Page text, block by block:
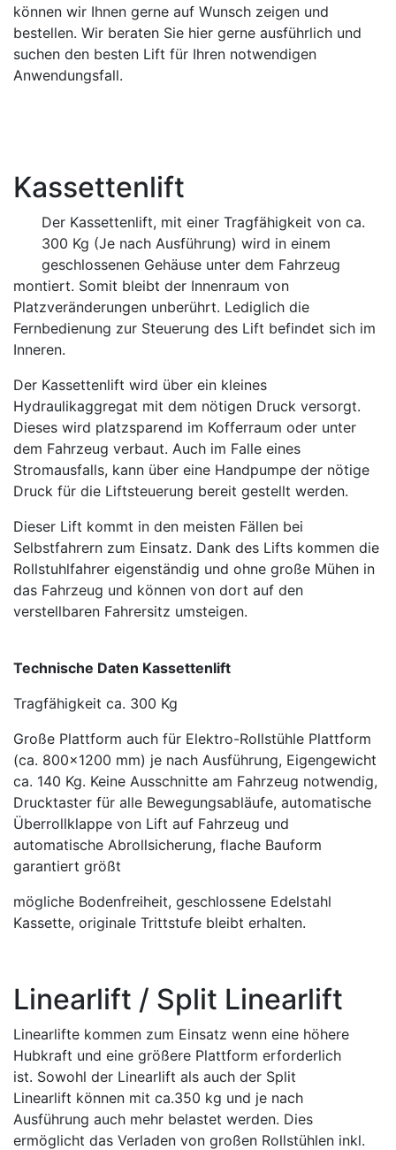
können wir Ihnen gerne auf Wunsch zeigen und
bestellen. Wir beraten Sie hier gerne ausführlich und
suchen den besten Lift für Ihren notwendigen
Anwendungsfall.
Kassettenlift
Der Kassettenlift, mit einer Tragfähigkeit von ca.
300 Kg (Je nach Ausführung) wird in einem
geschlossenen Gehäuse unter dem Fahrzeug
montiert. Somit bleibt der Innenraum von
Platzveränderungen unberührt. Lediglich die
Fernbedienung zur Steuerung des Lift befindet sich im
Inneren.
Der Kassettenlift wird über ein kleines
Hydraulikaggregat mit dem nötigen Druck versorgt.
Dieses wird platzsparend im Kofferraum oder unter
dem Fahrzeug verbaut. Auch im Falle eines
Stromausfalls, kann über eine Handpumpe der nötige
Druck für die Liftsteuerung bereit gestellt werden.
Dieser Lift kommt in den meisten Fällen bei
Selbstfahrern zum Einsatz. Dank des Lifts kommen die
Rollstuhlfahrer eigenständig und ohne große Mühen in
das Fahrzeug und können von dort auf den
verstellbaren Fahrersitz umsteigen.
Technische Daten Kassettenlift
Tragfähigkeit ca. 300 Kg
Große Plattform auch für Elektro-Rollstühle Plattform
(ca. 800x1200 mm) je nach Ausführung, Eigengewicht
ca. 140 Kg. Keine Ausschnitte am Fahrzeug notwendig,
Drucktaster für alle Bewegungsabläufe, automatische
Überrollklappe von Lift auf Fahrzeug und
automatische Abrollsicherung, flache Bauform
garantiert größt
mögliche Bodenfreiheit, geschlossene Edelstahl
Kassette, originale Trittstufe bleibt erhalten.
Linearlift / Split Linearlift
Linearlifte kommen zum Einsatz wenn eine höhere
Hubkraft und eine größere Plattform erforderlich
ist. Sowohl der Linearlift als auch der Split
Linearlift können mit ca.350 kg und je nach
Ausführung auch mehr belastet werden. Dies
ermöglicht das Verladen von großen Rollstühlen inkl.